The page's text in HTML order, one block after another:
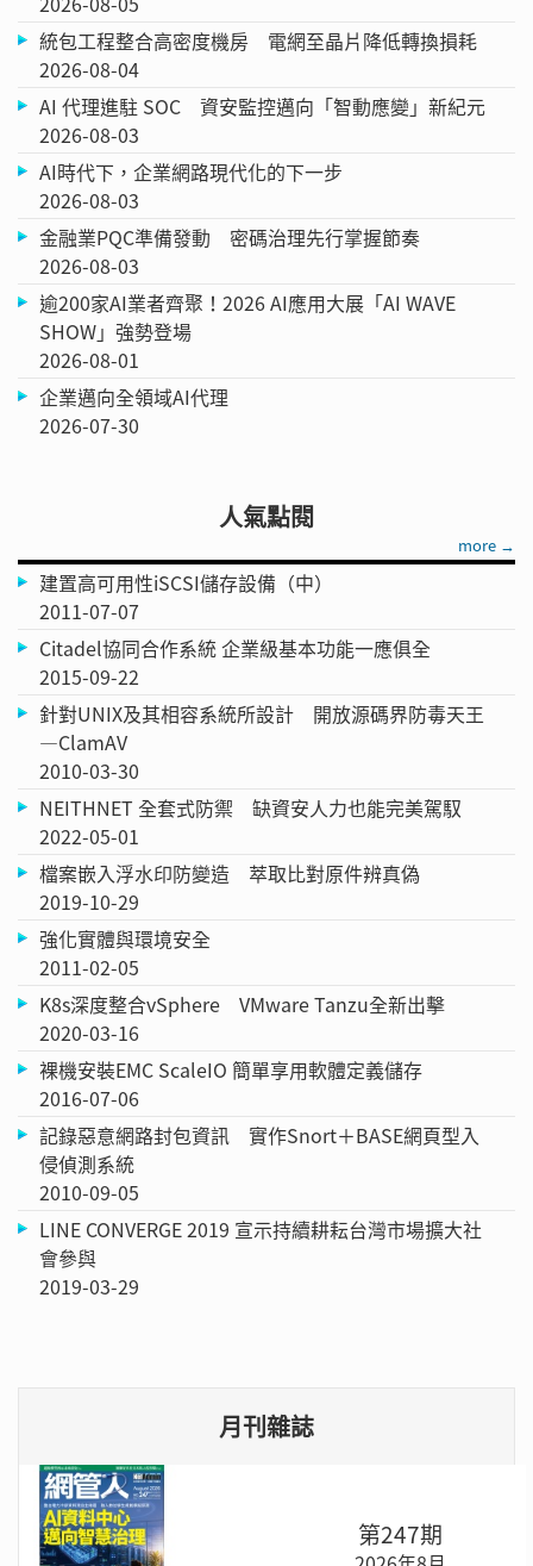
統包工程整合高密度機房 電網至晶片降低轉換損耗
2026-08-04
AI 代理進駐 SOC 資安監控邁向「智動應變」新紀元
2026-08-03
AI時代下，企業網路現代化的下一步
2026-08-03
金融業PQC準備發動 密碼治理先行掌握節奏
2026-08-03
逾200家AI業者齊聚！2026 AI應用大展「AI WAVE
SHOW」強勢登場
2026-08-01
企業邁向全領域AI代理
2026-07-30
人氣點閱
more →
建置高可用性iSCSI儲存設備（中）
2011-07-07
Citadel協同合作系統 企業級基本功能一應俱全
2015-09-22
針對UNIX及其相容系統所設計 開放源碼界防毒天王
—ClamAV
2010-03-30
NEITHNET 全套式防禦 缺資安人力也能完美駕馭
2022-05-01
檔案嵌入浮水印防變造 萃取比對原件辨真偽
2019-10-29
強化實體與環境安全
2011-02-05
K8s深度整合vSphere VMware Tanzu全新出擊
2020-03-16
裸機安裝EMC ScaleIO 簡單享用軟體定義儲存
2016-07-06
記錄惡意網路封包資訊 實作Snort＋BASE網頁型入
侵偵測系統
2010-09-05
LINE CONVERGE 2019 宣示持續耕耘台灣市場擴大社
會參與
2019-03-29
月刊雜誌
第247期